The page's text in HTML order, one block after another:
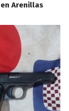
Arenillas